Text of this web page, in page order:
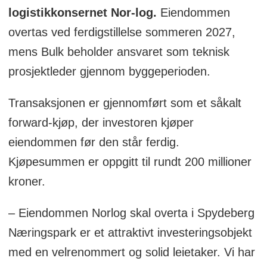
logistikkonsernet Nor-log. Eiendommen
overtas ved ferdigstillelse sommeren 2027,
mens Bulk beholder ansvaret som teknisk
prosjektleder gjennom byggeperioden.
Transaksjonen er gjennomført som et såkalt
forward-kjøp, der investoren kjøper
eiendommen før den står ferdig.
Kjøpesummen er oppgitt til rundt 200 millioner
kroner.
– Eiendommen Norlog skal overta i Spydeberg
Næringspark er et attraktivt investeringsobjekt
med en velrenommert og solid leietaker. Vi har